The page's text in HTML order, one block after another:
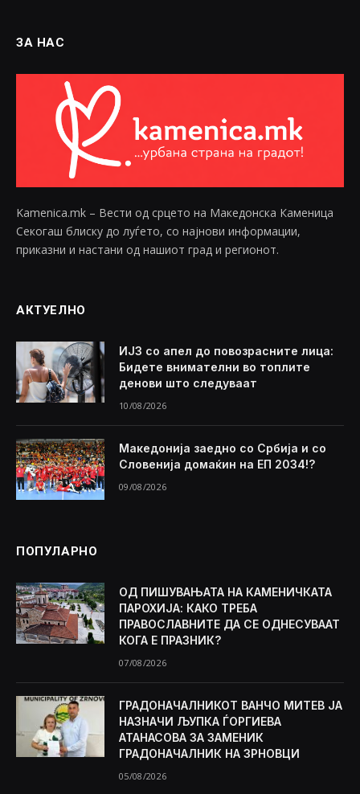
ЗА НАС
Kamenica.mk – Вести од срцето на Македонска Каменица
Секогаш блиску до луѓето, со најнови информации,
приказни и настани од нашиот град и регионот.
АКТУЕЛНО
ИЈЗ со апел до повозрасните лица:
Бидете внимателни во топлите
денови што следуваат
10/08/2026
Македонија заедно со Србија и со
Словенија домаќин на ЕП 2034!?
09/08/2026
ПОПУЛАРНО
ОД ПИШУВАЊАТА НА КАМЕНИЧКАТА
ПАРОХИЈА: КАКО ТРЕБА
ПРАВОСЛАВНИТЕ ДА СЕ ОДНЕСУВААТ
КОГА Е ПРАЗНИК?
07/08/2026
ГРАДОНАЧАЛНИКОТ ВАНЧО МИТЕВ ЈА
НАЗНАЧИ ЉУПКА ЃОРГИЕВА
АТАНАСОВА ЗА ЗАМЕНИК
ГРАДОНАЧАЛНИК НА ЗРНОВЦИ
05/08/2026